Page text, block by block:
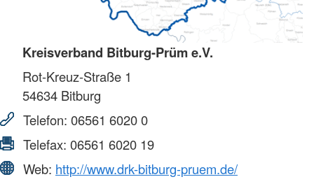
Kreisverband Bitburg-Prüm e.V.
Rot-Kreuz-Straße 1
54634 Bitburg
Telefon: 06561 6020 0
Telefax: 06561 6020 19
Web: http://www.drk-bitburg-pruem.de/